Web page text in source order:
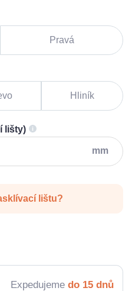
Pravá
Hliník
lišty)
mm
lištu?
Expedujeme do 15 dnů